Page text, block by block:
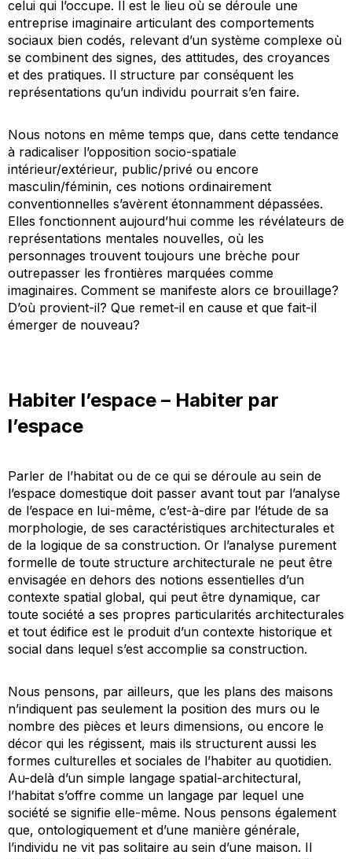
celui qui l’occupe. Il est le lieu où se déroule une
entreprise imaginaire articulant des comportements
sociaux bien codés, relevant d’un système complexe où
se combinent des signes, des attitudes, des croyances
et des pratiques. Il structure par conséquent les
représentations qu’un individu pourrait s’en faire.
Nous notons en même temps que, dans cette tendance
à radicaliser l’opposition socio-spatiale
intérieur/extérieur, public/privé ou encore
masculin/féminin, ces notions ordinairement
conventionnelles s’avèrent étonnamment dépassées.
Elles fonctionnent aujourd’hui comme les révélateurs de
représentations mentales nouvelles, où les
personnages trouvent toujours une brèche pour
outrepasser les frontières marquées comme
imaginaires. Comment se manifeste alors ce brouillage?
D’où provient-il? Que remet-il en cause et que fait-il
émerger de nouveau?
Habiter l’espace – Habiter par
l’espace
Parler de l’habitat ou de ce qui se déroule au sein de
l’espace domestique doit passer avant tout par l’analyse
de l’espace en lui-même, c’est-à-dire par l’étude de sa
morphologie, de ses caractéristiques architecturales et
de la logique de sa construction. Or l’analyse purement
formelle de toute structure architecturale ne peut être
envisagée en dehors des notions essentielles d’un
contexte spatial global, qui peut être dynamique, car
toute société a ses propres particularités architecturales
et tout édifice est le produit d’un contexte historique et
social dans lequel s’est accomplie sa construction.
Nous pensons, par ailleurs, que les plans des maisons
n’indiquent pas seulement la position des murs ou le
nombre des pièces et leurs dimensions, ou encore le
décor qui les régissent, mais ils structurent aussi les
formes culturelles et sociales de l’habiter au quotidien.
Au-delà d’un simple langage spatial-architectural,
l’habitat s’offre comme un langage par lequel une
société se signifie elle-même. Nous pensons également
que, ontologiquement et d’une manière générale,
l’individu ne vit pas solitaire au sein d’une maison. Il